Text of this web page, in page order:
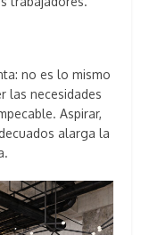
no es lo mismo
las necesidades
Aspirar,
alarga la